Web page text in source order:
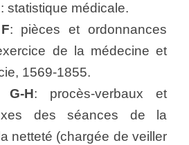
: statistique médicale.
: pièces et ordonnances
de la médecine et
1569-1855.
G-H: procès-verbaux et
des séances de la
netteté (chargée de veiller